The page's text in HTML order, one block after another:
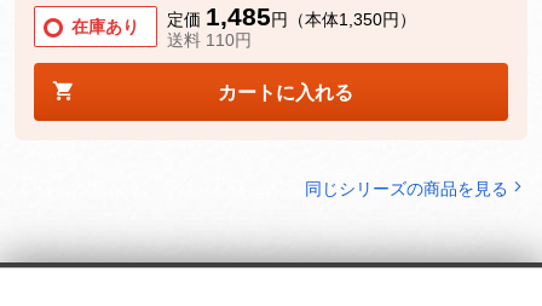
在庫あり 定価 1,485円（本体1,350円）
送料 110円
カートに入れる
同じシリーズの商品を見る